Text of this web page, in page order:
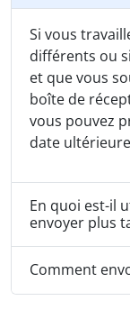
Si vous
différents ou
et que vous
boîte de
vous pouvez
date
En quoi est-il
envoyer plus
Comment